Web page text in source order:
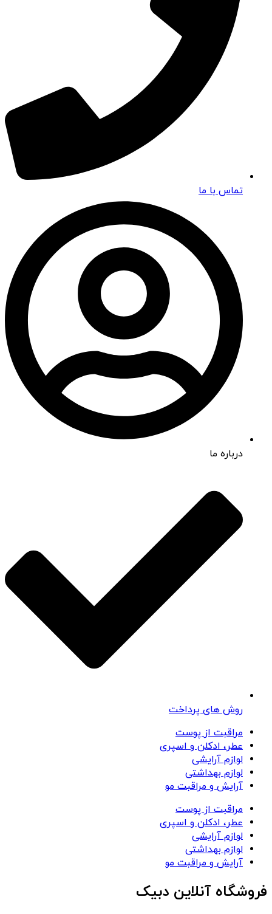
تماس با ما
درباره ما
روش های پرداخت
مراقبت از پوست
عطر، ادکلن و اسپری
لوازم آرایشی
لوازم بهداشتی
آرایش و مراقبت مو
مراقبت از پوست
عطر، ادکلن و اسپری
لوازم آرایشی
لوازم بهداشتی
آرایش و مراقبت مو
فروشگاه آنلاین دبیک